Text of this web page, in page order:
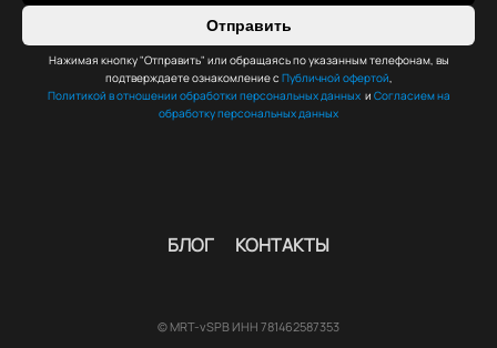
Отправить
Нажимая кнопку "Отправить" или обращаясь по указанным телефонам, вы
подтверждаете ознакомление с Публичной офертой,
Политикой в отношении обработки персональных данных и Согласием на
обработку персональных данных
БЛОГ КОНТАКТЫ
© MRT-vSPB ИНН 781462587353